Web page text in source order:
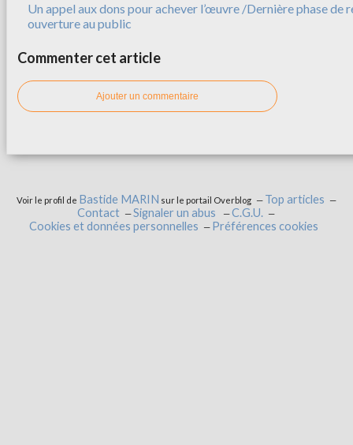
Un appel aux dons pour achever l’œuvre /Dernière phase de
ouverture au public
Commenter cet article
Ajouter un commentaire
Voir le profil de Bastide MARIN sur le portail Overblog
Top articles
Contact
Signaler un abus
C.G.U.
Cookies et données personnelles
Préférences cookies